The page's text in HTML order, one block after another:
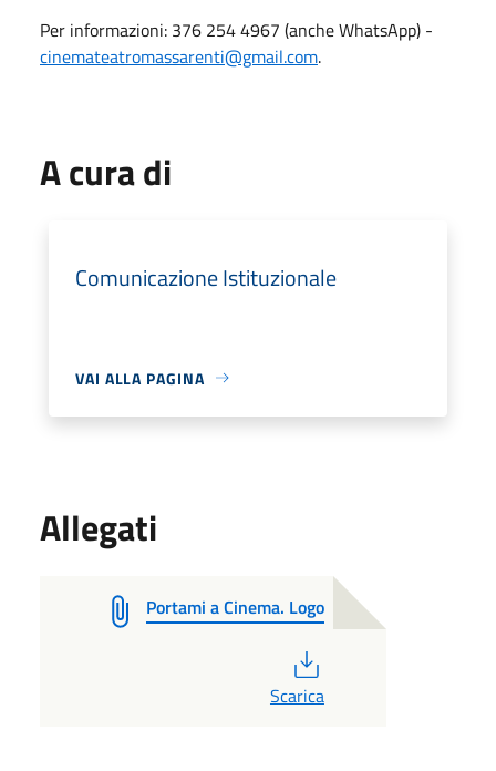
Per informazioni: 376 254 4967 (anche WhatsApp) -
cinemateatromassarenti@gmail.com.
A cura di
Comunicazione Istituzionale
VAI ALLA PAGINA
Allegati
Portami a Cinema. Logo
Scarica